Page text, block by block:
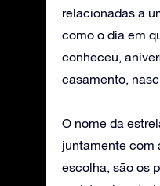
relacionadas a
como o dia em
conheceu,
casamento,
O nome da
juntamente com
escolha, são os